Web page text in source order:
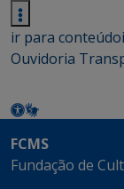
ir para conteúdo
Ouvidoria
FCMS
Fundação de